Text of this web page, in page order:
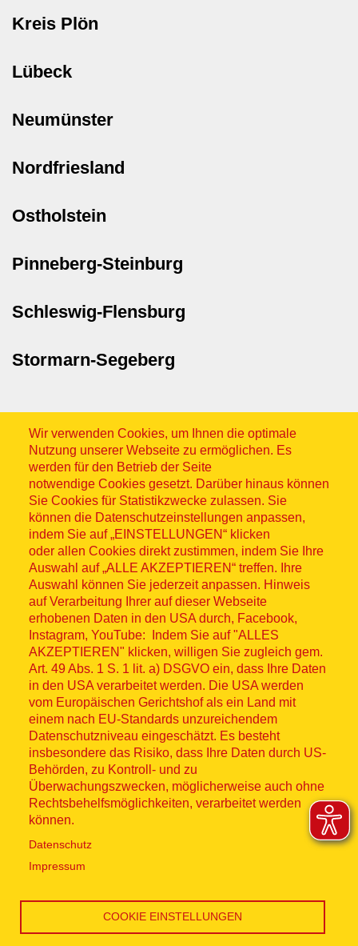
Kreis Plön
Lübeck
Neumünster
Nordfriesland
Ostholstein
Pinneberg-Steinburg
Schleswig-Flensburg
Stormarn-Segeberg
Wir verwenden Cookies, um Ihnen die optimale
Nutzung unserer Webseite zu ermöglichen. Es
werden für den Betrieb der Seite
notwendige Cookies gesetzt. Darüber hinaus können
Sie Cookies für Statistikzwecke zulassen. Sie
können die Datenschutzeinstellungen anpassen,
indem Sie auf „EINSTELLUNGEN“ klicken
oder allen Cookies direkt zustimmen, indem Sie Ihre
Auswahl auf „ALLE AKZEPTIEREN“ treffen. Ihre
Auswahl können Sie jederzeit anpassen. Hinweis
auf Verarbeitung Ihrer auf dieser Webseite
erhobenen Daten in den USA durch, Facebook,
Instagram, YouTube: Indem Sie auf "ALLES
AKZEPTIEREN" klicken, willigen Sie zugleich gem.
Art. 49 Abs. 1 S. 1 lit. a) DSGVO ein, dass Ihre Daten
in den USA verarbeitet werden. Die USA werden
vom Europäischen Gerichtshof als ein Land mit
einem nach EU-Standards unzureichendem
Datenschutzniveau eingeschätzt. Es besteht
insbesondere das Risiko, dass Ihre Daten durch US-
Behörden, zu Kontroll- und zu
Überwachungszwecken, möglicherweise auch ohne
Rechtsbehelfsmöglichkeiten, verarbeitet werden
können.
Datenschutz
Impressum
COOKIE EINSTELLUNGEN
Sitemap
© ASB 2026
Fußzeilenmenü
Impressum
Datenschutz
Kontakt
Hinweisgebersystem
Lieferkette
Widerruf
Social Media